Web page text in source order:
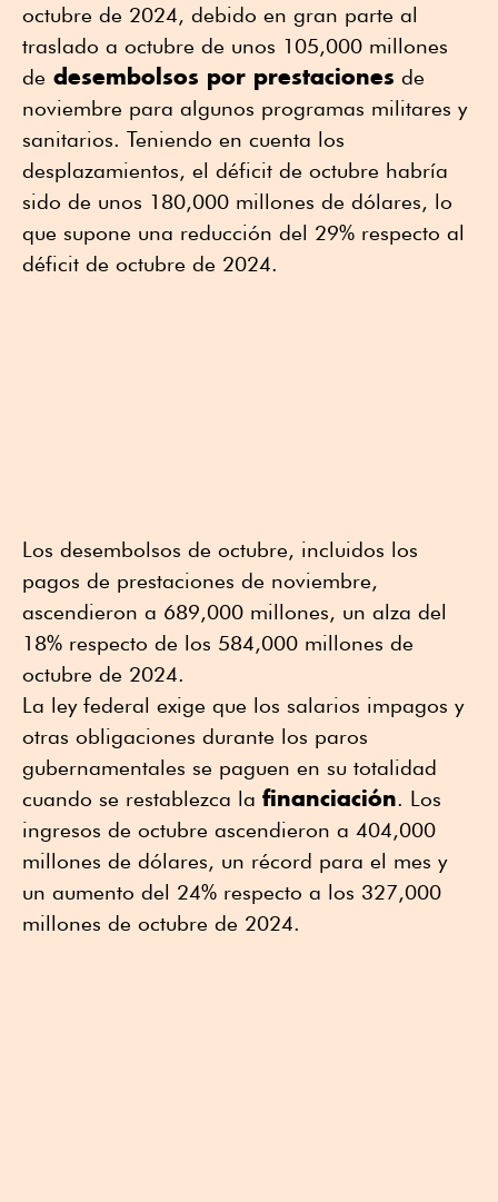
octubre de 2024, debido en gran parte al
traslado a octubre de unos 105,000 millones
de desembolsos por prestaciones de
noviembre para algunos programas militares y
sanitarios. Teniendo en cuenta los
desplazamientos, el déficit de octubre habría
sido de unos 180,000 millones de dólares, lo
que supone una reducción del 29% respecto al
déficit de octubre de 2024.
Los desembolsos de octubre, incluidos los
pagos de prestaciones de noviembre,
ascendieron a 689,000 millones, un alza del
18% respecto de los 584,000 millones de
octubre de 2024.
La ley federal exige que los salarios impagos y
otras obligaciones durante los paros
gubernamentales se paguen en su totalidad
cuando se restablezca la financiación. Los
ingresos de octubre ascendieron a 404,000
millones de dólares, un récord para el mes y
un aumento del 24% respecto a los 327,000
millones de octubre de 2024.